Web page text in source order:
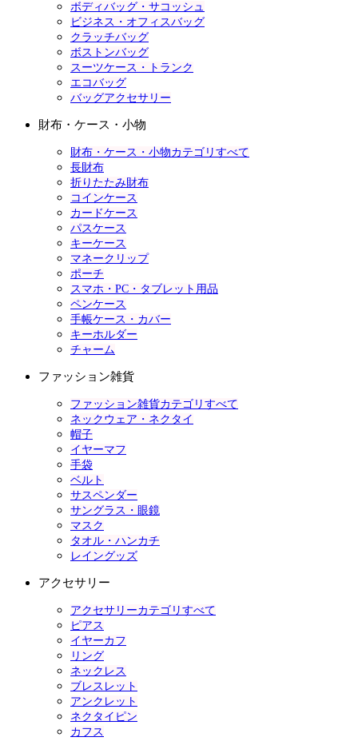
ボディバッグ・サコッシュ
ビジネス・オフィスバッグ
クラッチバッグ
ボストンバッグ
スーツケース・トランク
エコバッグ
バッグアクセサリー
財布・ケース・小物
財布・ケース・小物カテゴリすべて
長財布
折りたたみ財布
コインケース
カードケース
パスケース
キーケース
マネークリップ
ポーチ
スマホ・PC・タブレット用品
ペンケース
手帳ケース・カバー
キーホルダー
チャーム
ファッション雑貨
ファッション雑貨カテゴリすべて
ネックウェア・ネクタイ
帽子
イヤーマフ
手袋
ベルト
サスペンダー
サングラス・眼鏡
マスク
タオル・ハンカチ
レイングッズ
アクセサリー
アクセサリーカテゴリすべて
ピアス
イヤーカフ
リング
ネックレス
ブレスレット
アンクレット
ネクタイピン
カフス